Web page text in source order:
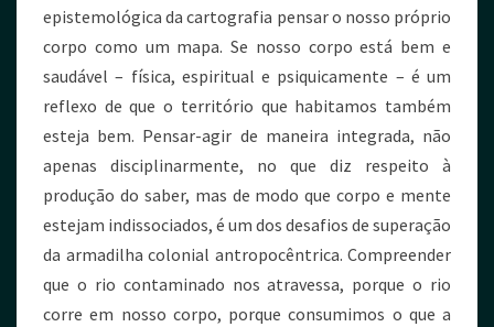
epistemológica da cartografia pensar o nosso próprio
corpo como um mapa. Se nosso corpo está bem e
saudável – física, espiritual e psiquicamente – é um
reflexo de que o território que habitamos também
esteja bem. Pensar-agir de maneira integrada, não
apenas disciplinarmente, no que diz respeito à
produção do saber, mas de modo que corpo e mente
estejam indissociados, é um dos desafios de superação
da armadilha colonial antropocêntrica. Compreender
que o rio contaminado nos atravessa, porque o rio
corre em nosso corpo, porque consumimos o que a